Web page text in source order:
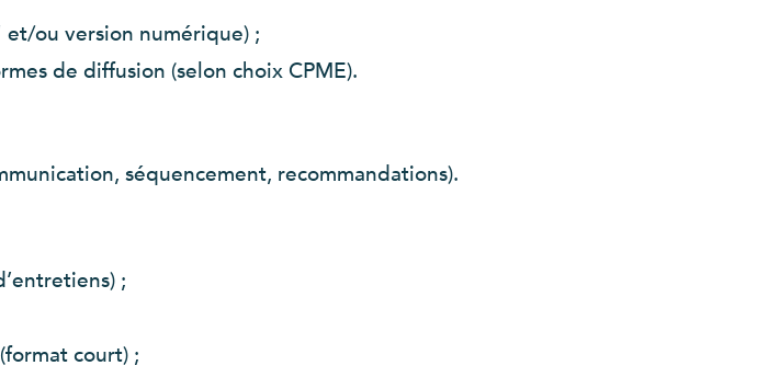
ou version numérique) ;
de diffusion (selon choix CPME).
séquencement, recommandations).
;
court) ;